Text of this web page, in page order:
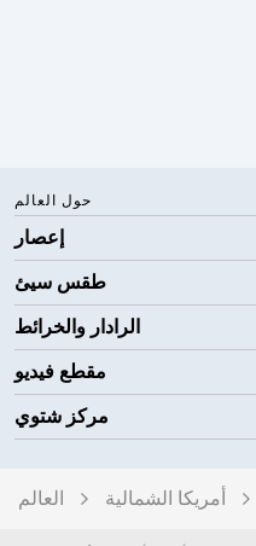
حول العالم
إعصار
طقس سيئ
الرادار والخرائط
مقطع فيديو
مركز شتوي
العالم أمريكا الشمالية